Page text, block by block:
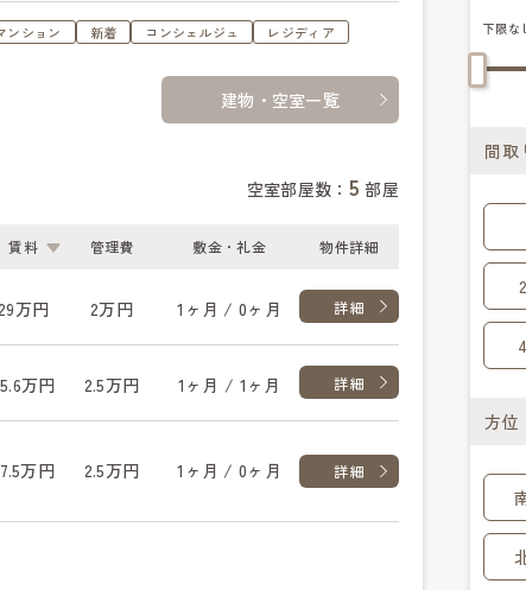
ンション 新着 コンシェルジュ レジディア
建物・空室一覧
空室部屋数： 5 部屋
賃料 管理費 敷金・礼金 物件詳細
詳細
万円 2万円 1ヶ月 / 0ヶ月
詳細
万円 2.5万円 1ヶ月 / 1ヶ月
詳細
万円 2.5万円 1ヶ月 / 0ヶ月
下限な
間取
方位